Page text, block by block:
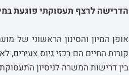
הדרישה לרצף תעסוקתי פוגעת
אופן המיון והסינון הראשוני של
קורות החיים הם רכזי גיוס
בין דרישות המשרה לניסיון